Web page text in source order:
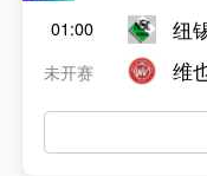
01:00
未开赛
纽
维